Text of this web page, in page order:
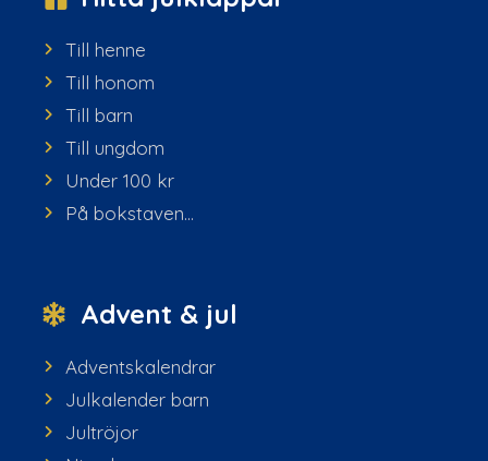
Till henne
Till honom
Till barn
Till ungdom
Under 100 kr
På bokstaven...
Advent & jul
Adventskalendrar
Julkalender barn
Jultröjor